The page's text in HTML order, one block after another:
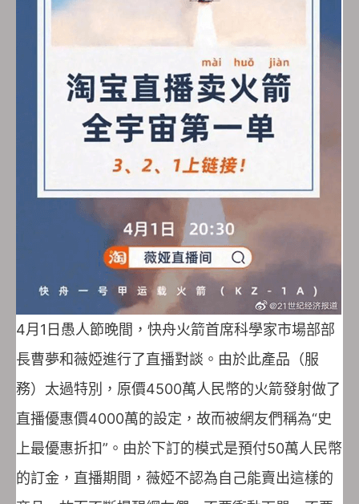
4月1日愚人節晚間，快舟火箭首席科學家市場部部
長曹夢和薇婭進行了直播對談。由於此產品（服
務）太過特別，原價4500萬人民幣的火箭發射做了
直播優惠價4000萬的設定，故而被網友們稱為“史
上最優惠折扣”。由於下訂的模式是預付50萬人民幣
的訂金，直播期間，薇婭不認為自己能賣出這樣的